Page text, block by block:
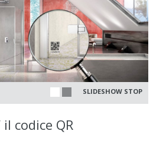
SLIDESHOW STOP
il codice QR